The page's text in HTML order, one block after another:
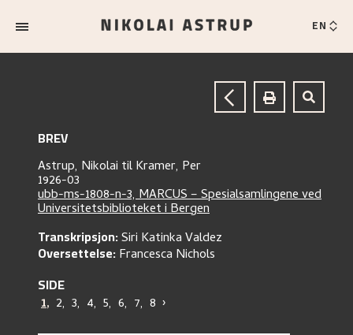
EN
BREV
Astrup, Nikolai tilKramer, Per
1926-03
ubb-ms-1808-n-3, MARCUS – Spesialsamlingene ved
Universitetsbiblioteket i Bergen
Transkripsjon:Siri Katinka Valdez
Oversettelse:Francesca Nichols
SIDE
1, 2, 3, 4, 5, 6, 7, 8 ›